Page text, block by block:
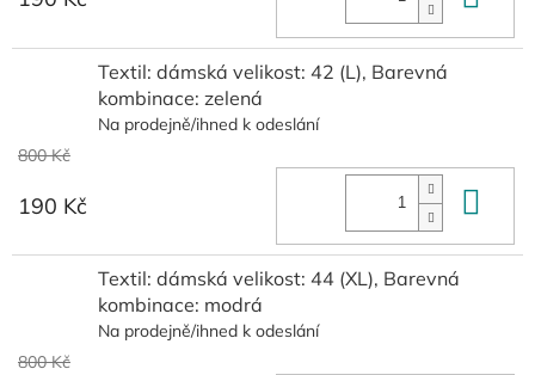
Textil: dámská velikost: 42 (L), Barevná
kombinace: zelená
Na prodejně/ihned k odeslání
800 Kč
190 Kč
Textil: dámská velikost: 44 (XL), Barevná
kombinace: modrá
Na prodejně/ihned k odeslání
800 Kč